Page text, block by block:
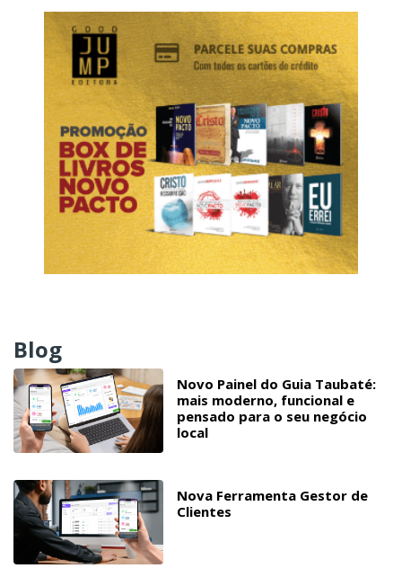
Blog
Novo Painel do Guia Taubaté:
mais moderno, funcional e
pensado para o seu negócio
local
Nova Ferramenta Gestor de
Clientes